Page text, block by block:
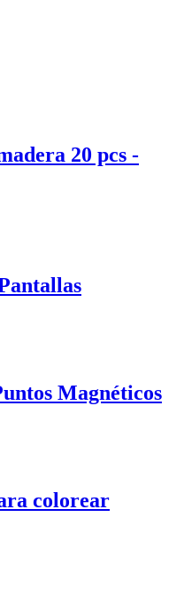
20 pcs -
Magnéticos
colorear